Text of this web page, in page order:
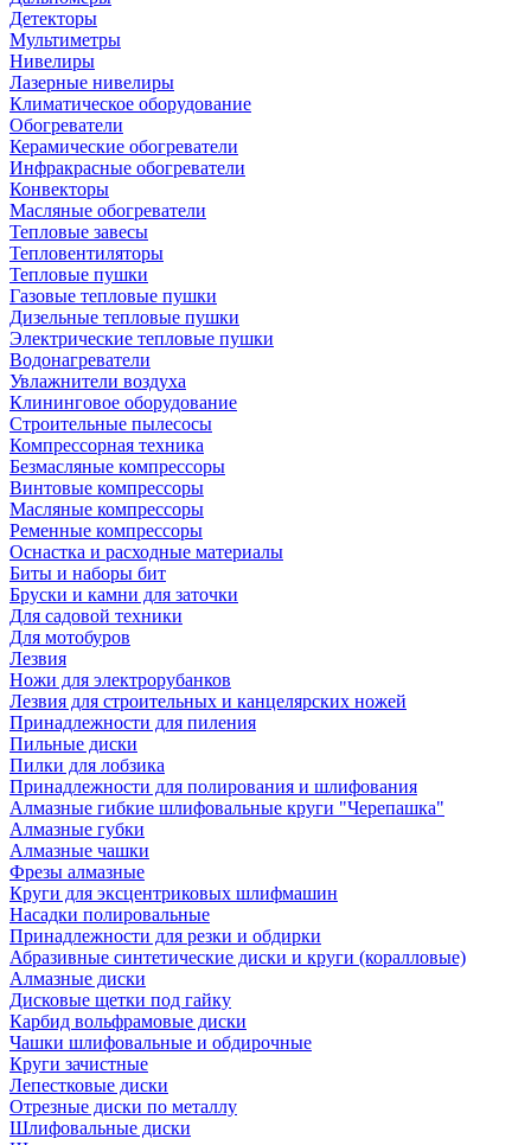
Детекторы
Мультиметры
Нивелиры
Лазерные нивелиры
Климатическое оборудование
Обогреватели
Керамические обогреватели
Инфракрасные обогреватели
Конвекторы
Масляные обогреватели
Тепловые завесы
Тепловентиляторы
Тепловые пушки
Газовые тепловые пушки
Дизельные тепловые пушки
Электрические тепловые пушки
Водонагреватели
Увлажнители воздуха
Клининговое оборудование
Строительные пылесосы
Компрессорная техника
Безмасляные компрессоры
Винтовые компрессоры
Масляные компрессоры
Ременные компрессоры
Оснастка и расходные материалы
Биты и наборы бит
Бруски и камни для заточки
Для садовой техники
Для мотобуров
Лезвия
Ножи для электрорубанков
Лезвия для строительных и канцелярских ножей
Принадлежности для пиления
Пильные диски
Пилки для лобзика
Принадлежности для полирования и шлифования
Алмазные гибкие шлифовальные круги "Черепашка"
Алмазные губки
Алмазные чашки
Фрезы алмазные
Круги для эксцентриковых шлифмашин
Насадки полировальные
Принадлежности для резки и обдирки
Абразивные синтетические диски и круги (коралловые)
Алмазные диски
Дисковые щетки под гайку
Карбид вольфрамовые диски
Чашки шлифовальные и обдирочные
Круги зачистные
Лепестковые диски
Отрезные диски по металлу
Шлифовальные диски